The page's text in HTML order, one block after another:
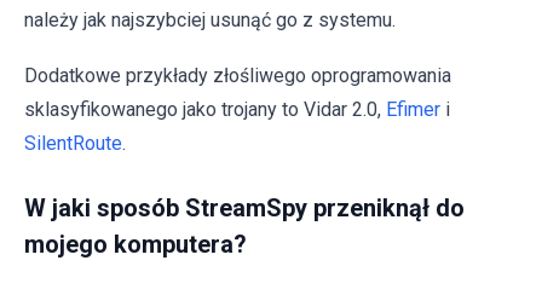
należy jak najszybciej usunąć go z systemu.
Dodatkowe przykłady złośliwego oprogramowania
sklasyfikowanego jako trojany to Vidar 2.0, Efimer i
SilentRoute.
W jaki sposób StreamSpy przeniknął do
mojego komputera?